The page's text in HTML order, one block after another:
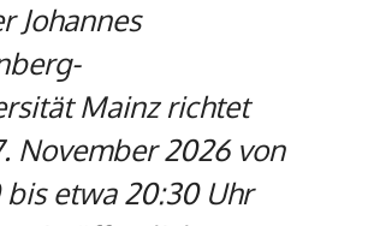
Johannes
Mainz richtet
November 2026 von
bis etwa 20:30 Uhr